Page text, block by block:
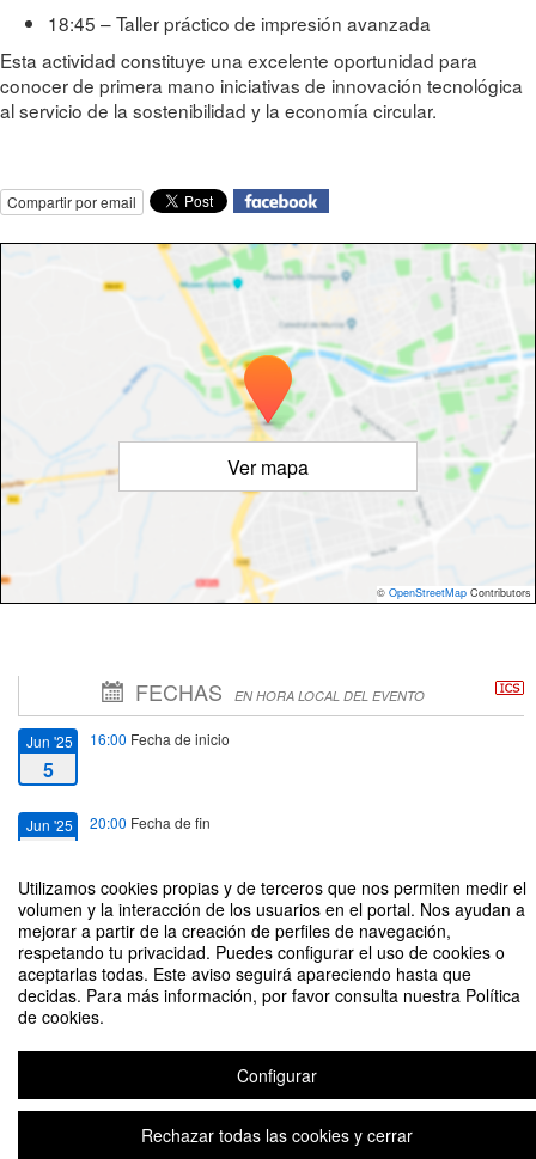
Utilizamos cookies propias y de terceros que nos permiten medir el
volumen y la interacción de los usuarios en el portal. Nos ayudan a
mejorar a partir de la creación de perfiles de navegación,
respetando tu privacidad. Puedes configurar el uso de cookies o
aceptarlas todas. Este aviso seguirá apareciendo hasta que
decidas. Para más información, por favor consulta nuestra Política
de cookies.
Configurar
Rechazar todas las cookies y cerrar
18:45 – Taller práctico de impresión avanzada
Esta actividad constituye una excelente oportunidad para
conocer de primera mano iniciativas de innovación tecnológica
al servicio de la sostenibilidad y la economía circular.
Compartir por email
Ver mapa
© OpenStreetMap Contributors
FECHAS EN HORA LOCAL DEL EVENTO
Jun '25
5
16:00 Fecha de inicio
Jun '25 20:00 Fecha de fin
Jornadas sobre diseño e impresión 3D avanzada con materiales sostenibles
Aviso legal|Contacto
Plataforma de organización de eventos Symposium
Copyright © 2026